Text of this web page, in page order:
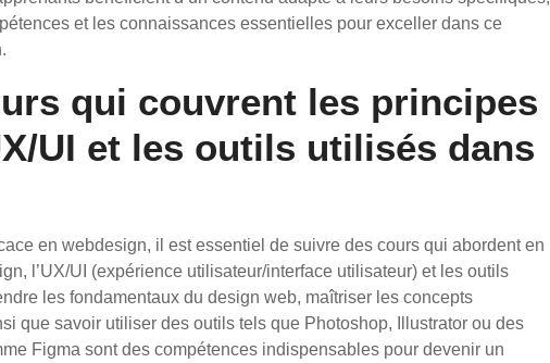
et les connaissances essentielles pour exceller dans ce
qui couvrent les principes
UI et les outils utilisés dans
en webdesign, il est essentiel de suivre des cours qui abordent en
l’UX/UI (expérience utilisateur/interface utilisateur) et les outils
les fondamentaux du design web, maîtriser les concepts
que savoir utiliser des outils tels que Photoshop, Illustrator ou des
Figma sont des compétences indispensables pour devenir un